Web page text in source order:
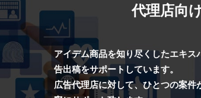
代理店向
アイデム商品を知り尽くしたエキ
告出稿をサポートしています。
広告代理店に対して、ひとつの案